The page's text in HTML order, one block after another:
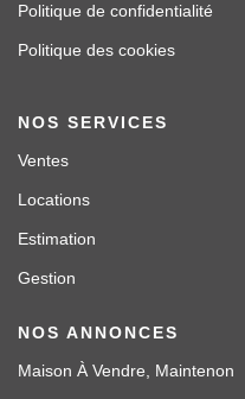
Politique de confidentialité
Politique des cookies
NOS SERVICES
Ventes
Locations
Estimation
Gestion
NOS ANNONCES
Maison À Vendre, Maintenon